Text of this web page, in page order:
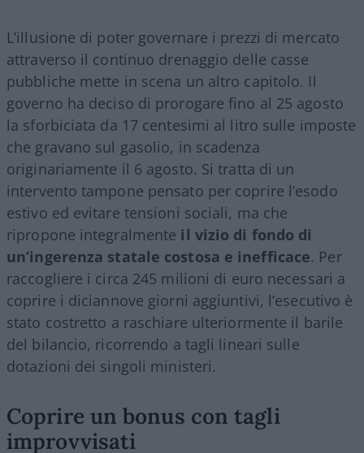
L’illusione di poter governare i prezzi di mercato
attraverso il continuo drenaggio delle casse
pubbliche mette in scena un altro capitolo. Il
governo ha deciso di prorogare fino al 25 agosto
la sforbiciata da 17 centesimi al litro sulle imposte
che gravano sul gasolio, in scadenza
originariamente il 6 agosto. Si tratta di un
intervento tampone pensato per coprire l’esodo
estivo ed evitare tensioni sociali, ma che
ripropone integralmente il vizio di fondo di
un’ingerenza statale costosa e inefficace. Per
raccogliere i circa 245 milioni di euro necessari a
coprire i diciannove giorni aggiuntivi, l’esecutivo è
stato costretto a raschiare ulteriormente il barile
del bilancio, ricorrendo a tagli lineari sulle
dotazioni dei singoli ministeri.
Coprire un bonus con tagli
improvvisati